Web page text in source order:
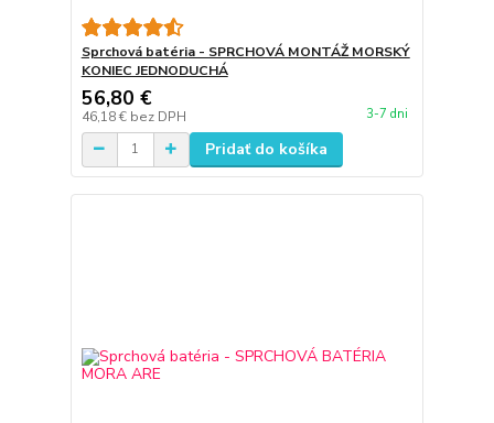
Sprchová batéria - SPRCHOVÁ MONTÁŽ MORSKÝ
KONIEC JEDNODUCHÁ
56,80 €
46,18 € bez DPH 3-7 dni
Pridať do košíka